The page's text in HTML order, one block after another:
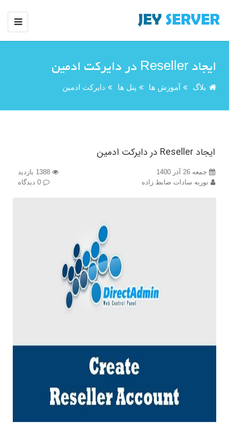
ایجاد Reseller در دایرکت ادمین
بلاگ آموزش ها پنل ها دایرکت ادمین
ایجاد Reseller در دایرکت ادمین
جمعه 26 آذر 1400
نوریه سادات ضابط زاده